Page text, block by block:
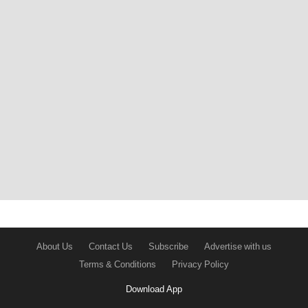
About Us Contact Us Subscribe
Advertise with us
Terms & Conditions
Privacy Policy
Download App